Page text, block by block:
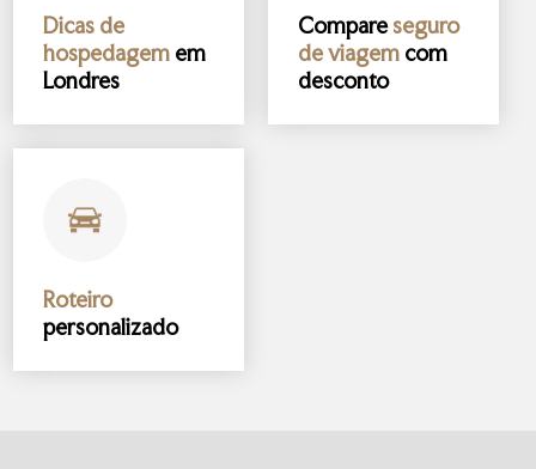
Dicas de
hospedagem em
Londres
Compareseguro
de viagem com
desconto
Roteiro
personalizado